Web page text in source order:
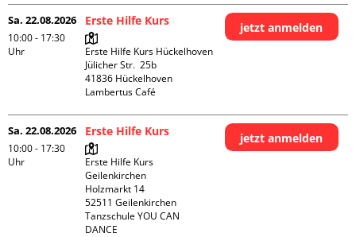
Sa. 22.08.2026
10:00 - 17:30
Uhr
Erste Hilfe Kurs
Erste Hilfe Kurs Hückelhoven
Jülicher Str.  25b
41836 Hückelhoven
Lambertus Café
jetzt anmelden
Sa. 22.08.2026
10:00 - 17:30
Uhr
Erste Hilfe Kurs
Erste Hilfe Kurs
Geilenkirchen
Holzmarkt 14
52511 Geilenkirchen
Tanzschule YOU CAN
DANCE
jetzt anmelden